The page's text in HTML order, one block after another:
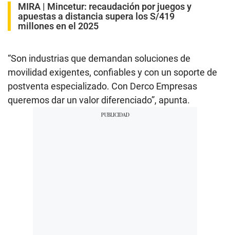
MIRA | Mincetur: recaudación por juegos y
apuestas a distancia supera los S/419
millones en el 2025
“Son industrias que demandan soluciones de
movilidad exigentes, confiables y con un soporte de
postventa especializado. Con Derco Empresas
queremos dar un valor diferenciado”, apunta.